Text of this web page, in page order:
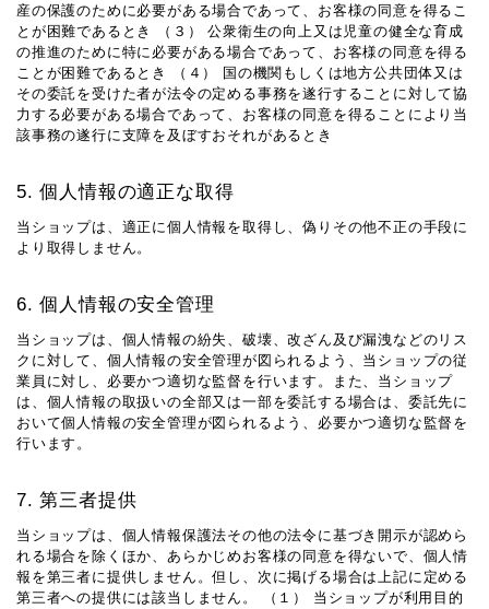
産の保護のために必要がある場合であって、お客様の同意を得るこ
とが困難であるとき （３） 公衆衛生の向上又は児童の健全な育成
の推進のために特に必要がある場合であって、お客様の同意を得る
ことが困難であるとき （４） 国の機関もしくは地方公共団体又は
その委託を受けた者が法令の定める事務を遂行することに対して協
力する必要がある場合であって、お客様の同意を得ることにより当
該事務の遂行に支障を及ぼすおそれがあるとき
5. 個人情報の適正な取得
当ショップは、適正に個人情報を取得し、偽りその他不正の手段に
より取得しません。
6. 個人情報の安全管理
当ショップは、個人情報の紛失、破壊、改ざん及び漏洩などのリス
クに対して、個人情報の安全管理が図られるよう、当ショップの従
業員に対し、必要かつ適切な監督を行います。また、当ショップ
は、個人情報の取扱いの全部又は一部を委託する場合は、委託先に
おいて個人情報の安全管理が図られるよう、必要かつ適切な監督を
行います。
7. 第三者提供
当ショップは、個人情報保護法その他の法令に基づき開示が認めら
れる場合を除くほか、あらかじめお客様の同意を得ないで、個人情
報を第三者に提供しません。但し、次に掲げる場合は上記に定める
第三者への提供には該当しません。 （１） 当ショップが利用目的